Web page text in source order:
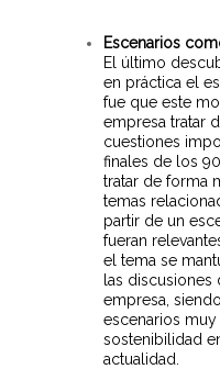
Escenarios
El último
en práctica el
fue que este
empresa tratar
cuestiones
finales de los
tratar de forma
temas
partir de un
fueran
el tema se
las
empresa,
escenarios
sostenibilidad
actualidad.